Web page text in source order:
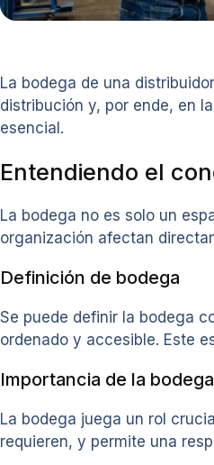
La bodega de una
distribución y, por ende, en
esencial.
Entendiendo el
La bodega no es solo un
organización afectan
Definición de bodega
Se puede definir la bodega
ordenado y accesible. Este
Importancia de la
La bodega juega un rol
requieren, y permite una